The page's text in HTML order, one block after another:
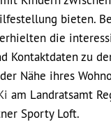
bieten.
die
Kontaktdaten zu
Nähe ihres
am Landratsamt
Sporty Loft.